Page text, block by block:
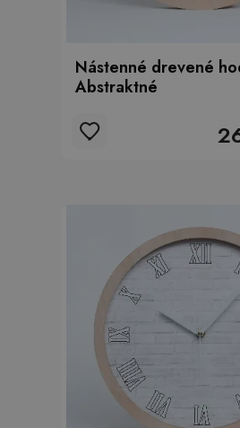
Nástenné drevené
Abstraktné